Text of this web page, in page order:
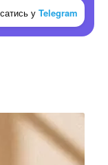
у Telegram